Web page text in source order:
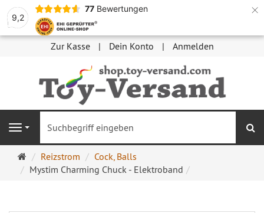
9,2
77 Bewertungen ×
Zur Kasse Dein Konto Anmelden
Navigation
Startseite
Reizstrom
Cock, Balls
Mystim Charming Chuck - Elektroband